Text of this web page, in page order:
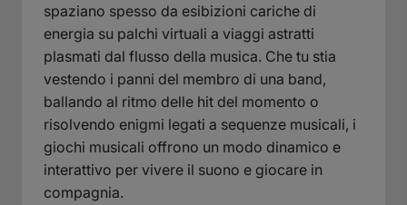
spaziano spesso da esibizioni cariche di
energia su palchi virtuali a viaggi astratti
plasmati dal flusso della musica. Che tu stia
vestendo i panni del membro di una band,
ballando al ritmo delle hit del momento o
risolvendo enigmi legati a sequenze musicali, i
giochi musicali offrono un modo dinamico e
interattivo per vivere il suono e giocare in
compagnia.